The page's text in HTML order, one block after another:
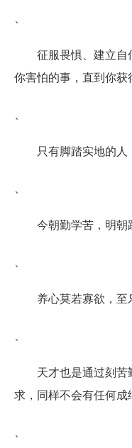
征服畏惧、建立
你害怕的事，直到你获
只有脚踏实地的人
今朝勤学苦，明朝
养心莫若寡欲，
天才也是通过刻
求，同样不会有任何成